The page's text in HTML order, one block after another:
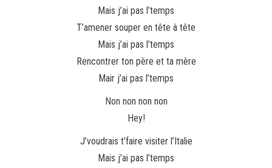
Mais j’ai pas l’temps
T’amener souper en tête à tête
Mais j’ai pas l’temps
Rencontrer ton père et ta mère
Mair j’ai pas l’temps
Non non non non
Hey!
J’voudrais t’faire visiter l’Italie
Mais j’ai pas l’temps